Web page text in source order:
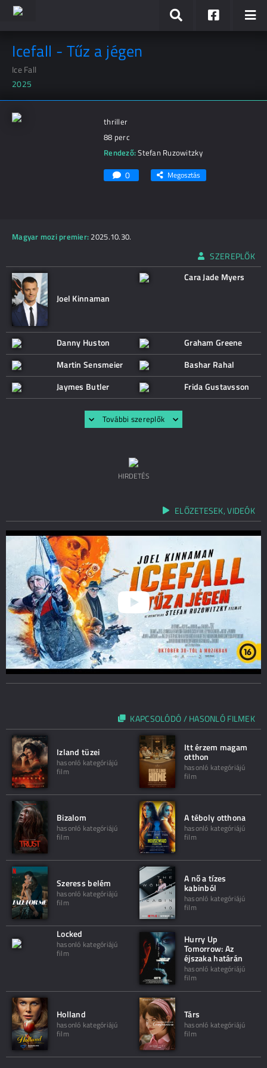
Icefall - Tűz a jégen
Ice Fall
2025
thriller
88 perc
Rendező:Stefan Ruzowitzky
0 Megosztás
Magyar mozi premier: 2025.10.30.
SZEREPLŐK
Joel Kinnaman
Cara Jade Myers
Danny Huston
Graham Greene
Martin Sensmeier
Bashar Rahal
Jaymes Butler
Frida Gustavsson
További szereplők
HIRDETÉS
ELŐZETESEK, VIDEÓK
KAPCSOLÓDÓ / HASONLÓ FILMEK
Izland tüzei
hasonló kategóriájú
film
Itt érzem magam
otthon
hasonló kategóriájú
film
Bizalom
hasonló kategóriájú
film
A téboly otthona
hasonló kategóriájú
film
Szeress belém
hasonló kategóriájú
film
A nő a tízes
kabinból
hasonló kategóriájú
film
Locked
hasonló kategóriájú
film
Hurry Up
Tomorrow: Az
éjszaka határán
hasonló kategóriájú
film
Holland
hasonló kategóriájú
film
Társ
hasonló kategóriájú
film